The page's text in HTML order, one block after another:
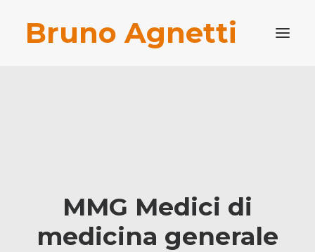
Bruno Agnetti
MMG Medici di
medicina generale